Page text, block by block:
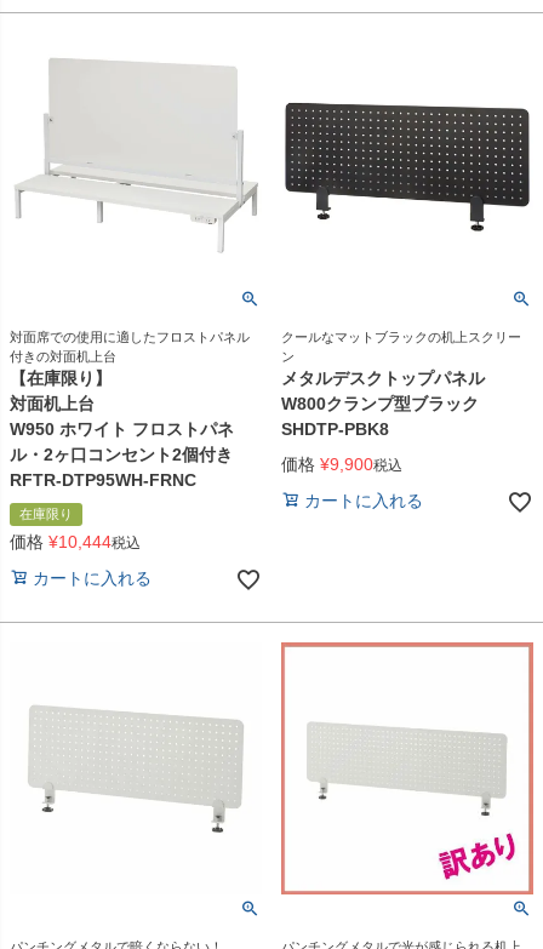
対面席での使用に適したフロストパネル
付きの対面机上台
【在庫限り】
対面机上台
W950 ホワイト フロストパネ
ル・2ヶ口コンセント2個付き
RFTR-DTP95WH-FRNC
在庫限り
価格 ¥10,444税込
カートに入れる
クールなマットブラックの机上スクリー
ン
メタルデスクトップパネル
W800クランプ型ブラック
SHDTP-PBK8
価格 ¥9,900税込
カートに入れる